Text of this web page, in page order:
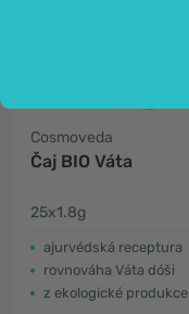
Cosmoveda
Čaj BIO Váta
25x1.8g
ajurvédská receptura
rovnováha Váta dóši
z ekologické produkce